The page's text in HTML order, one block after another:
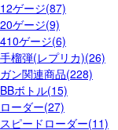
12ゲージ(87)
20ゲージ(9)
410ゲージ(6)
手榴弾(レプリカ)(26)
ガン関連商品(228)
BBボトル(15)
ローダー(27)
スピードローダー(11)